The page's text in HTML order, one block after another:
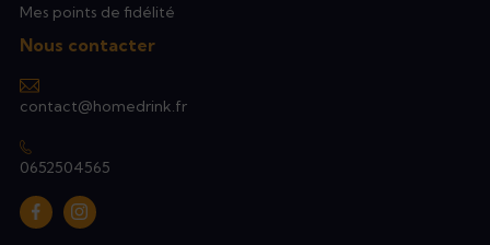
Mes points de fidélité
Nous contacter
contact@homedrink.fr
0652504565